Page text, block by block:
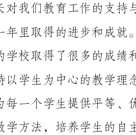
回首过去的这一年，我们的学校取得了很多的成绩和进步。
在教育教学方面，我们始终坚持以学生为中心的教学理念，关注
育资源。我们通过探索创新的教学方法，培养学生的自主学习能
力和创新思维，让他们能够更好地适应未来社会的发展需求。
此外，在学科建设方面，我们坚持注重学科知识的深度和广
度，并且不断更新教材内容和教学方法，力求将知识与实际生活